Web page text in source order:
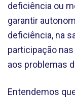
deficiência ou
garantir
deficiência, na
participação
aos problemas
Entendemos